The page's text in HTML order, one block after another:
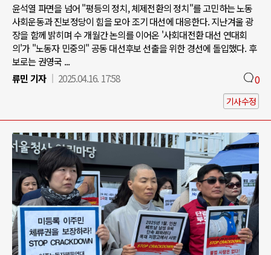
윤석열 파면을 넘어 "평등의 정치, 체제전환의 정치"를 고민하는 노동
사회운동과 진보정당이 힘을 모아 조기 대선에 대응한다. 지난겨울 광
장을 함께 밝히며 수 개월간 논의를 이어온 '사회대전환 대선 연대회
의'가 "노동자 민중의" 공동 대선후보 선출을 위한 경선에 돌입했다. 후
보로는 권영국 ...
류민 기자
2025.04.16. 17:58 0
기사수정